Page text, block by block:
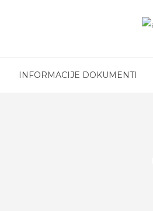
INFORMACIJE DOKUMENTI